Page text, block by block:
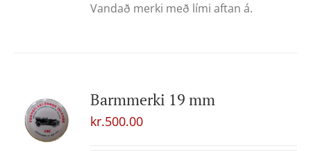
Vandað merki með lími aftan á.
Barmmerki 19 mm
kr.500.00